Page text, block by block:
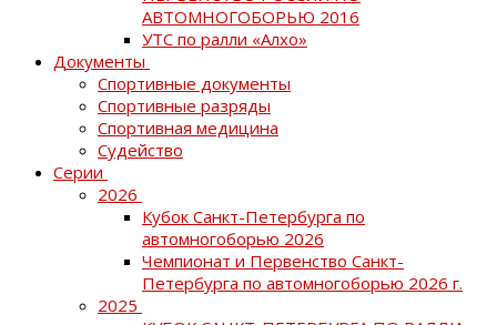
АВТОМНОГОБОРЬЮ 2016
УТС по ралли «Алхо»
Документы
Спортивные документы
Спортивные разряды
Спортивная медицина
Судейство
Серии
2026
Кубок Санкт-Петербурга по
автомногоборью 2026
Чемпионат и Первенство Санкт-
Петербурга по автомногоборью 2026 г.
2025